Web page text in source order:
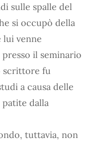
sulle spalle del
si occupò della
lui venne
il seminario
scrittore fu
a causa delle
dalla
tuttavia, non